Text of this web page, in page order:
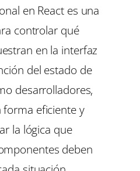
en React es una
controlar qué
en la interfaz
del estado de
desarrolladores,
eficiente y
la lógica que
deben